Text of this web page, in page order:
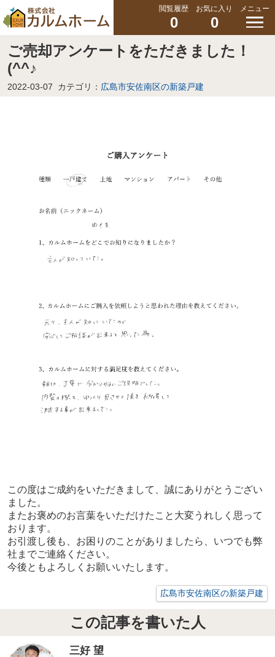
閲覧履歴
0
お気に入り
0
メニュー
ご売却アンケートをただきました！
(^^♪
2022-03-07 カテゴリ： 広島市安佐南区の新築戸建
この度はご成約をいただきまして、誠にありがとうござい
ました。
またお褒めのお言葉をいただけたこと大変うれしく思って
おります。
お引渡し後も、お困りのことがありましたら、いつでも弊
社までご連絡ください。
今後ともよろしくお願いいたします。
広島市安佐南区の新築戸建
この記事を書いた人
三好 望